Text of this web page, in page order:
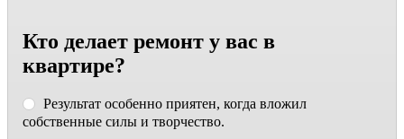
Кто делает ремонт у вас в
квартире?
Результат особенно приятен, когда вложил
собственные силы и творчество.